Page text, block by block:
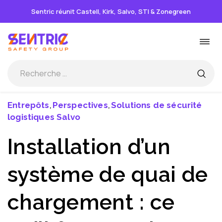
Sentric réunit Castell, Kirk, Salvo, STI & Zonegreen
au
contenu
la
Entrepôts , Perspectives,Solutions de sécurité
logistiques Salvo
Installation d’un
système de quai de
chargement : ce